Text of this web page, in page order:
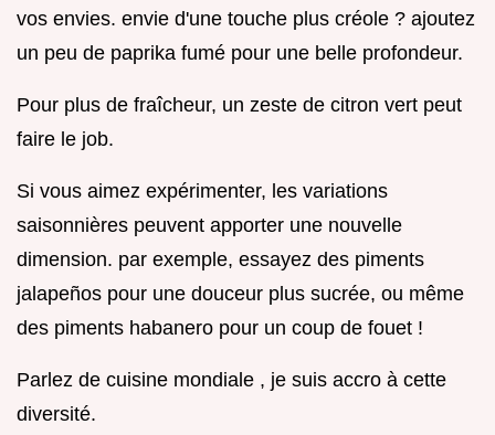
vos envies. envie d'une touche plus créole ? ajoutez
un peu de paprika fumé pour une belle profondeur.
Pour plus de fraîcheur, un zeste de citron vert peut
faire le job.
Si vous aimez expérimenter, les variations
saisonnières peuvent apporter une nouvelle
dimension. par exemple, essayez des piments
jalapeños pour une douceur plus sucrée, ou même
des piments habanero pour un coup de fouet !
Parlez de cuisine mondiale , je suis accro à cette
diversité.